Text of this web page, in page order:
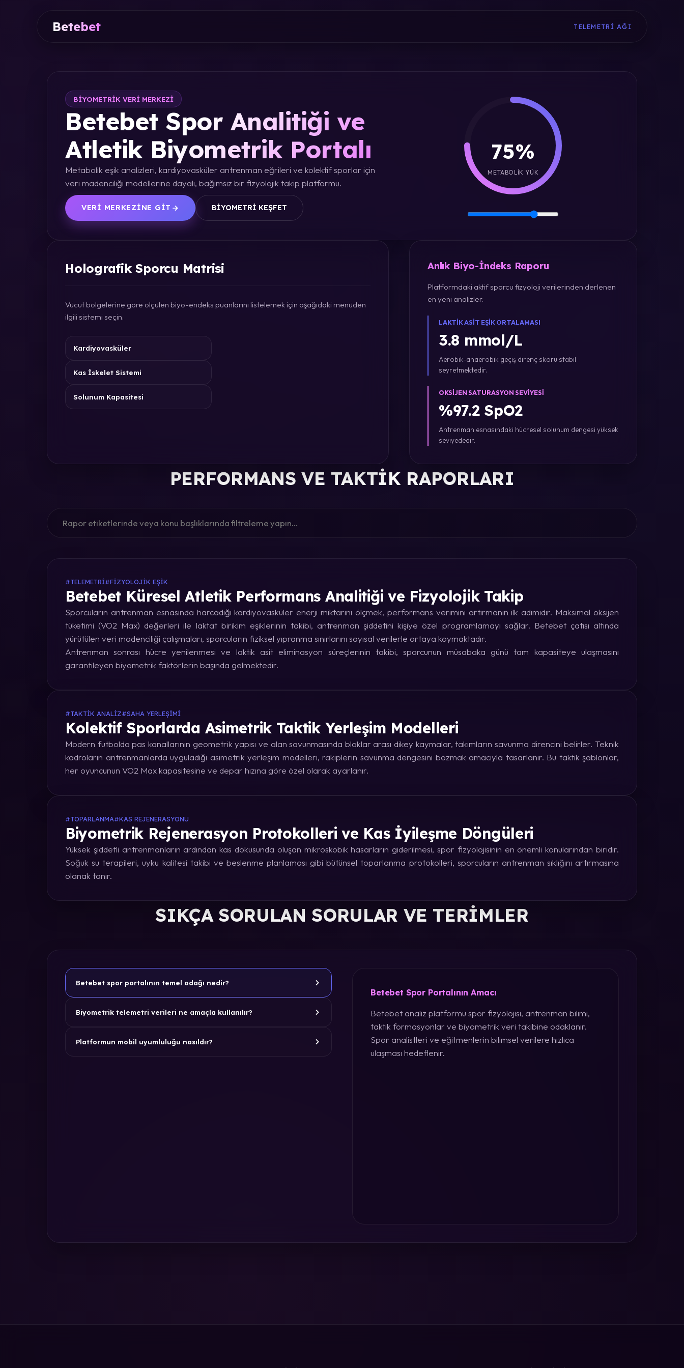
Betebet TELEMETRI AĞI
BIYOMETRIK VERI MERKEZI
Betebet Spor Analitiği ve
Atletik Biyometrik Portalı
Metabolik eşik analizleri, kardiyovasküler antrenman eğrileri ve kolektif sporlar için
veri madenciliği modellerine dayalı, bağımsız bir fizyolojik takip platformu.
VERI MERKEZINE GIT BIYOMETRI KEŞFET
75%
METABOLIK YÜK
Holografik Sporcu Matrisi
Vücut bölgelerine göre ölçülen biyo-endeks puanlarını listelemek için aşağıdaki menüden
ilgili sistemi seçin.
Kardiyovasküler
Kas İskelet Sistemi
Solunum Kapasitesi
Anlık Biyo-İndeks Raporu
Platformdaki aktif sporcu fizyoloji verilerinden derlenen
en yeni analizler.
LAKTIK ASIT EŞIK ORTALAMASI
3.8 mmol/L
Aerobik-anaerobik geçiş direnç skoru stabil
seyretmektedir.
OKSIJEN SATURASYON SEVIYESI
%97.2 SpO2
Antrenman esnasındaki hücresel solunum dengesi yüksek
seviyededir.
PERFORMANS VE TAKTIK RAPORLARI
#TELEMETRI#FIZYOLOJIK EŞIK
Betebet Küresel Atletik Performans Analitiği ve Fizyolojik Takip
Sporcuların antrenman esnasında harcadığı kardiyovasküler enerji miktarını ölçmek, performans verimini artırmanın ilk adımıdır. Maksimal oksijen
tüketimi (VO2 Max) değerleri ile laktat birikim eşiklerinin takibi, antrenman şiddetini kişiye özel programlamayı sağlar. Betebet çatısı altında
yürütülen veri madenciliği çalışmaları, sporcuların fiziksel yıpranma sınırlarını sayısal verilerle ortaya koymaktadır.
Antrenman sonrası hücre yenilenmesi ve laktik asit eliminasyon süreçlerinin takibi, sporcunun müsabaka günü tam kapasiteye ulaşmasını
garantileyen biyometrik faktörlerin başında gelmektedir.
#TAKTIK ANALIZ#SAHA YERLEŞIMI
Kolektif Sporlarda Asimetrik Taktik Yerleşim Modelleri
Modern futbolda pas kanallarının geometrik yapısı ve alan savunmasında bloklar arası dikey kaymalar, takımların savunma direncini belirler. Teknik
kadroların antrenmanlarda uyguladığı asimetrik yerleşim modelleri, rakiplerin savunma dengesini bozmak amacıyla tasarlanır. Bu taktik şablonlar,
her oyuncunun VO2 Max kapasitesine ve depar hızına göre özel olarak ayarlanır.
#TOPARLANMA#KAS REJENERASYONU
Biyometrik Rejenerasyon Protokolleri ve Kas İyileşme Döngüleri
Yüksek şiddetli antrenmanların ardından kas dokusunda oluşan mikroskobik hasarların giderilmesi, spor fizyolojisinin en önemli konularından biridir.
Soğuk su terapileri, uyku kalitesi takibi ve beslenme planlaması gibi bütünsel toparlanma protokolleri, sporcuların antrenman sıklığını artırmasına
olanak tanır.
SIKÇA SORULAN SORULAR VE TERIMLER
Betebet spor portalının temel odağı nedir?
Biyometrik telemetri verileri ne amaçla kullanılır?
Platformun mobil uyumluluğu nasıldır?
Betebet Spor Portalının Amacı
Betebet analiz platformu spor fizyolojisi, antrenman bilimi,
taktik formasyonlar ve biyometrik veri takibine odaklanır.
Spor analistleri ve eğitmenlerin bilimsel verilere hızlıca
ulaşması hedeflenir.